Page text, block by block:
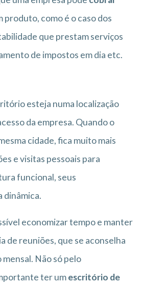
produto, como é o caso dos
que prestam serviços
de impostos em dia etc.
esteja numa localização
da empresa. Quando o
cidade, fica muito mais
e visitas pessoais para
funcional, seus
dinâmica.
economizar tempo e manter
de reuniões, que se aconselha
mensal. Não só pelo
ter umescritório de